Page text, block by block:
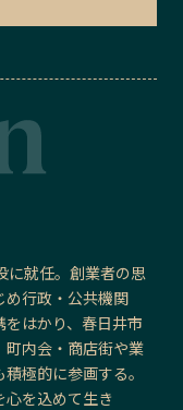
に就任。創業者の思
め行政・公共機関
はかり、春日井市
町内会・商店街や業
極的に参画する。
を込めて生き